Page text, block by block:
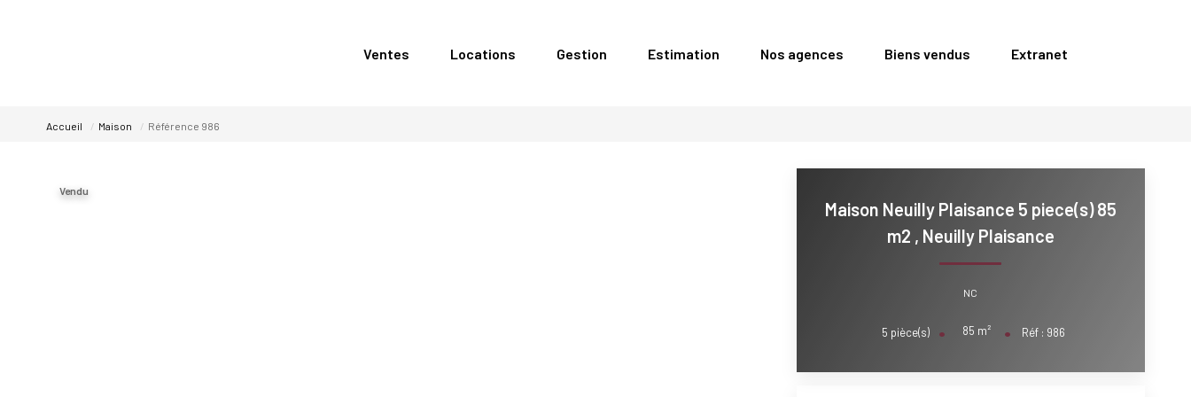
Ventes Locations Gestion Estimation Nos agences Biens vendus Extranet
Accueil Maison Référence 986
Vendu
Maison Neuilly Plaisance 5 piece(s) 85
m2 , Neuilly Plaisance
NC
5 pièce(s) 85 m² Réf : 986